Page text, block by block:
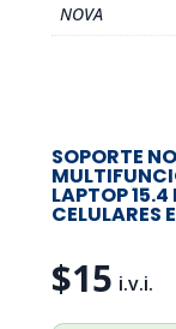
NOVA
SOPORTE
LAPTOP 15.4
CELULARES
$15